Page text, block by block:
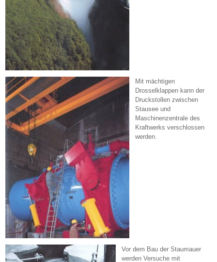
Mit mächtigen
Drosselklappen kann der
Druckstollen zwischen
Stausee und
Maschinenzentrale des
Kraftwerks verschlossen
werden.
Vor dem Bau der Staumauer
werden Versuche mit